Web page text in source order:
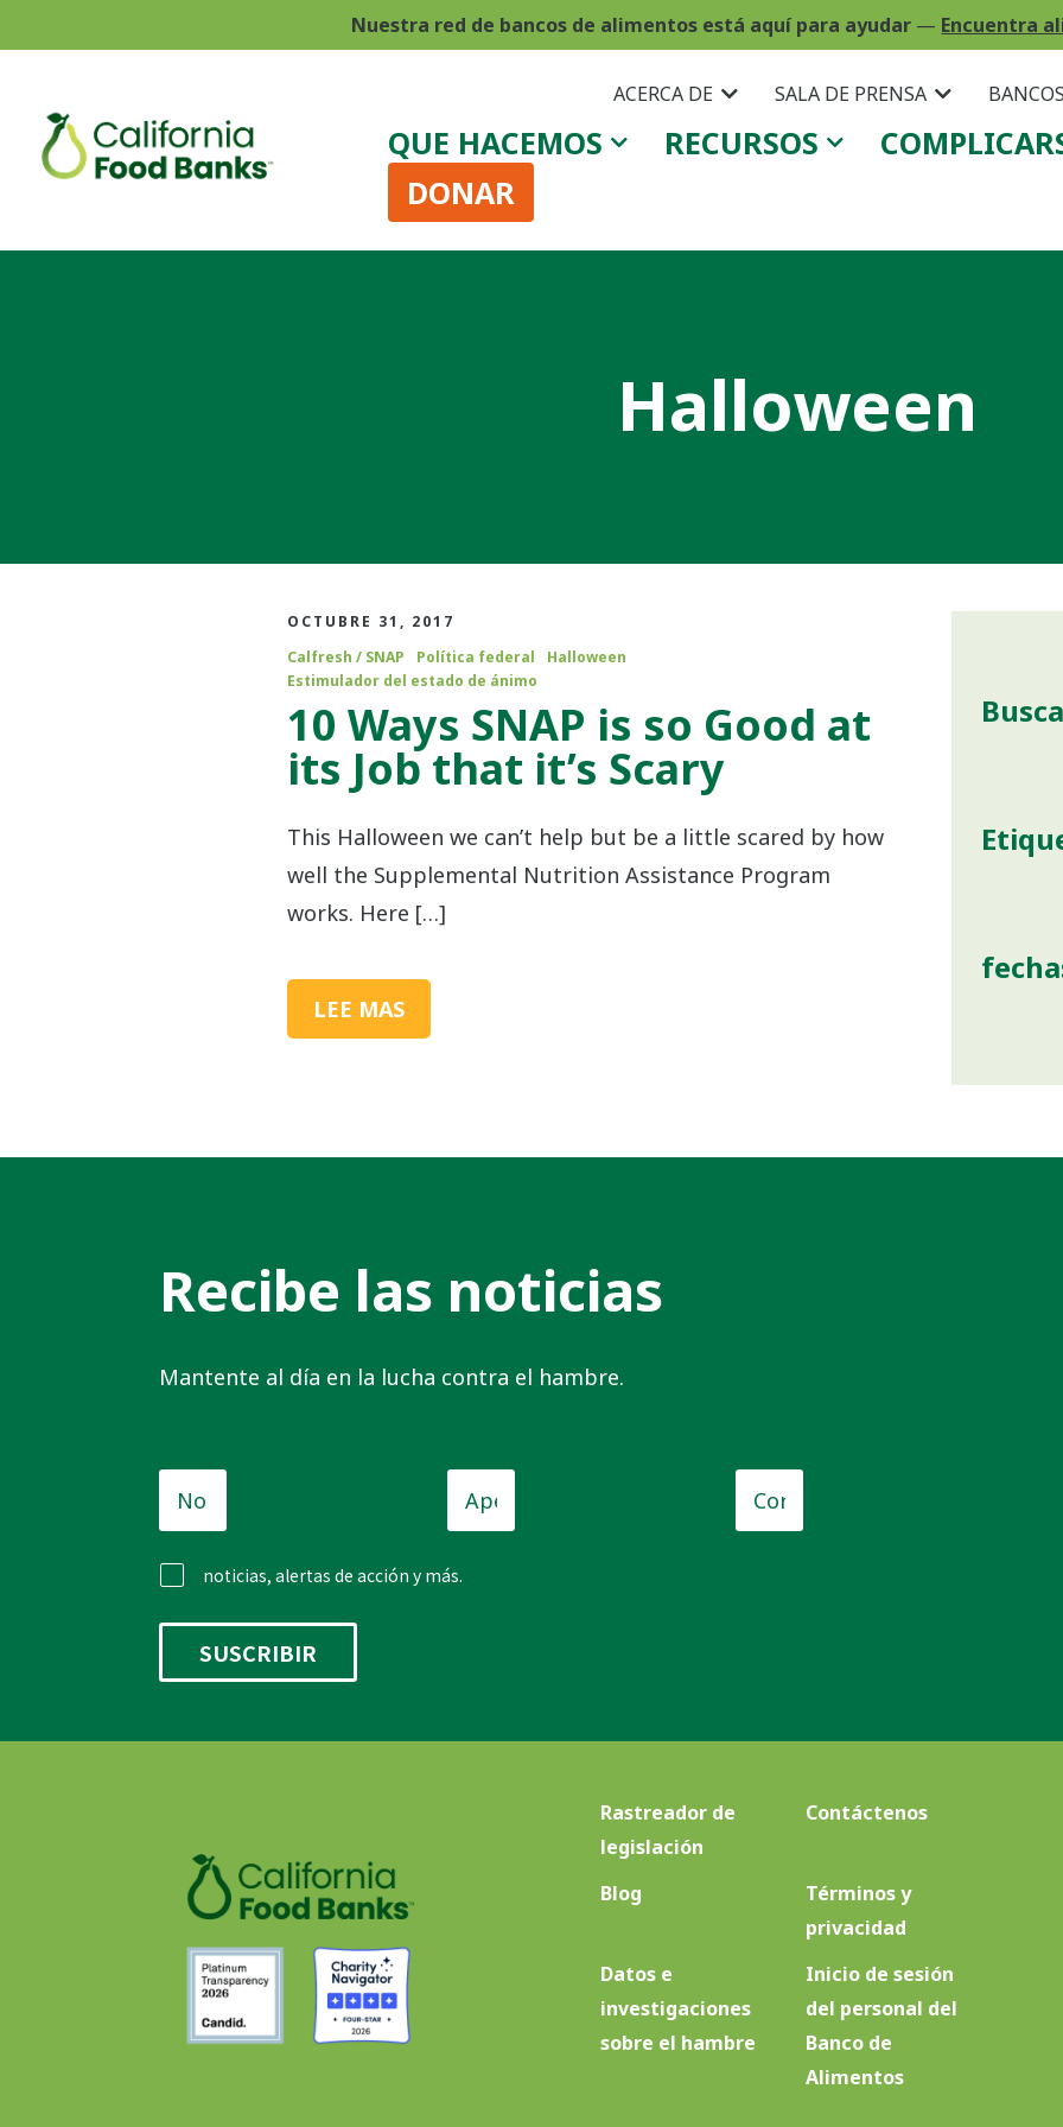
Nuestra red de bancos de alimentos está aquí para ayudar — Encuentra
ACERCA DE SALA DE PRENSA
QUE HACEMOS RECURSOS
DONAR
Halloween
OCTUBRE 31, 2017
Calfresh / SNAP
Política federal
Halloween
Estimulador del estado de ánimo
10 Ways SNAP is so Good at
its Job that it’s Scary
This Halloween we can’t help but be a little scared by how
well the Supplemental Nutrition Assistance Program
works. Here […]
LEE MAS
Recibe las noticias
Mantente al día en la lucha contra el hambre.
Nombre
de
pila
Apellido
Correo
electrónico
noticias, alertas de acción y más.
Rastreador de
legislación
Contáctenos
Blog
Términos y
privacidad
Datos e
investigaciones
sobre el hambre
Inicio de sesión
del personal del
Banco de
Alimentos